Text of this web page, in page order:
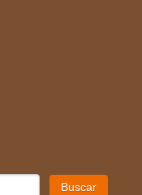
Buscar